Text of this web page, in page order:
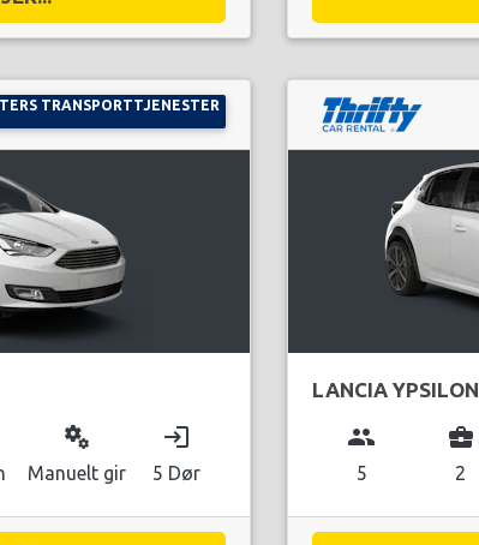
TRANSPORTTJENESTER
miscellaneous_services
Manuelt gir
login
5 Dør
LANCIA YPSILON
group
5
business_center
2